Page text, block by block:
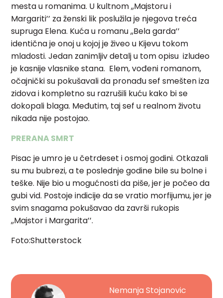
mesta u romanima. U kultnom ,,Majstoru i
Margariti’’ za ženski lik poslužila je njegova treća
supruga Elena. Kuća u romanu ,,Bela garda’’
identična je onoj u kojoj je živeo u Kijevu tokom
mladosti. Jedan zanimljiv detalj u tom opisu izludeo
je kasnije vlasnike stana. Elem, vođeni romanom,
očajnički su pokušavali da pronađu sef smešteniza
zidova i kompletno su razrušili kuću kako bi se
dokopali blaga. Međutim, taj sef u realnom životu
nikada nije postojao.
PRERANA SMRT
Pisac je umro je u četrdeset i osmoj godini. Otkazali
su mu bubrezi, a te poslednje godine bile su bolne i
teške. Nije bio u mogućnosti da piše, jer je počeo da
gubi vid. Postoje indicije da se vratio morfijumu, jer je
svim snagama pokušavao da završi rukopis
,,Majstor i Margarita’’.
Foto:Shutterstock
Nemanja Stojanovic